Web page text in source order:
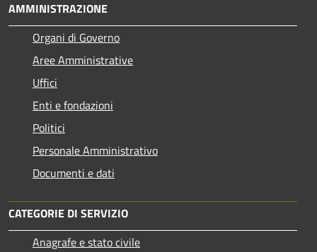
AMMINISTRAZIONE
Organi di Governo
Aree Amministrative
Uffici
Enti e fondazioni
Politici
Personale Amministrativo
Documenti e dati
CATEGORIE DI SERVIZIO
Anagrafe e stato civile